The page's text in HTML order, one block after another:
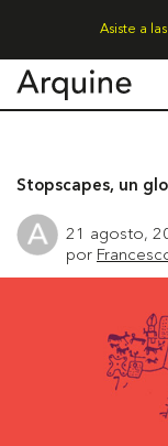
Asiste a
Stopscapes, un
21 agosto,
por